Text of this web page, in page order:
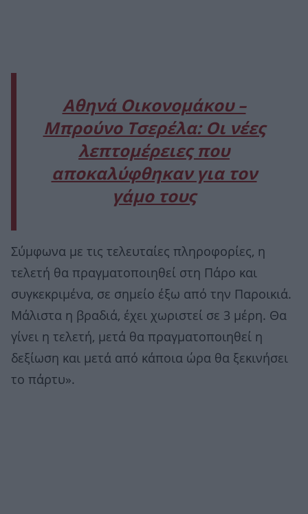
Αθηνά Οικονομάκου –
Μπρούνο Τσερέλα: Οι νέες
λεπτομέρειες που
αποκαλύφθηκαν για τον
γάμο τους
Σύμφωνα με τις τελευταίες πληροφορίες, η
τελετή θα πραγματοποιηθεί στη Πάρο και
συγκεκριμένα, σε σημείο έξω από την Παροικιά.
Μάλιστα η βραδιά, έχει χωριστεί σε 3 μέρη. Θα
γίνει η τελετή, μετά θα πραγματοποιηθεί η
δεξίωση και μετά από κάποια ώρα θα ξεκινήσει
το πάρτυ».